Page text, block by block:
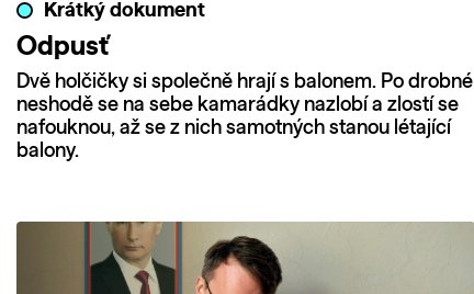
Krátký dokument
Odpusť
Dvě holčičky si společně hrají s balonem. Po drobné
neshodě se na sebe kamarádky nazlobí a zlostí se
nafouknou, až se z nich samotných stanou létající
balony.